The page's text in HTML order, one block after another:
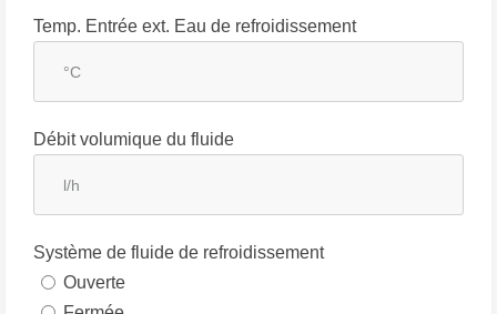
Temp. Entrée ext. Eau de refroidissement
Débit volumique du fluide
Système de fluide de refroidissement
Ouverte